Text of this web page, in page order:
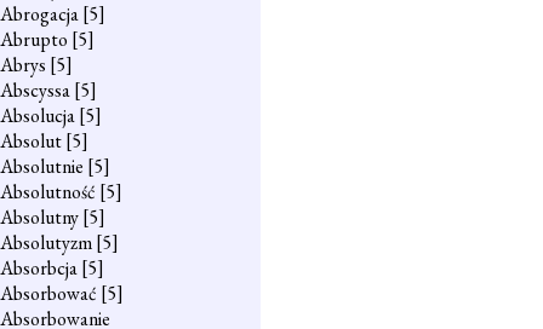
Abrogacja[5]
Abrupto [5]
Abrys [5]
Abscyssa[5]
Absolucja[5]
Absolut[5]
Absolutnie [5]
Absolutność [5]
Absolutny[5]
Absolutyzm[5]
Absorbcja[5]
Absorbować [5]
Absorbowanie